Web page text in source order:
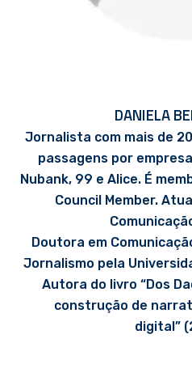
DANIELA
Jornalista com mais de
passagens por
Nubank, 99 e Alice. É
Council Member.
Doutora em
Jornalismo pela
Autora do livro “Dos
construção de
digital”